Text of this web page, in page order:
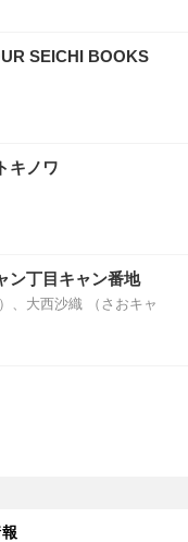
SEICHI BOOKS
キノワ
ン丁目キャン番地
、大西沙織 （さおキャ